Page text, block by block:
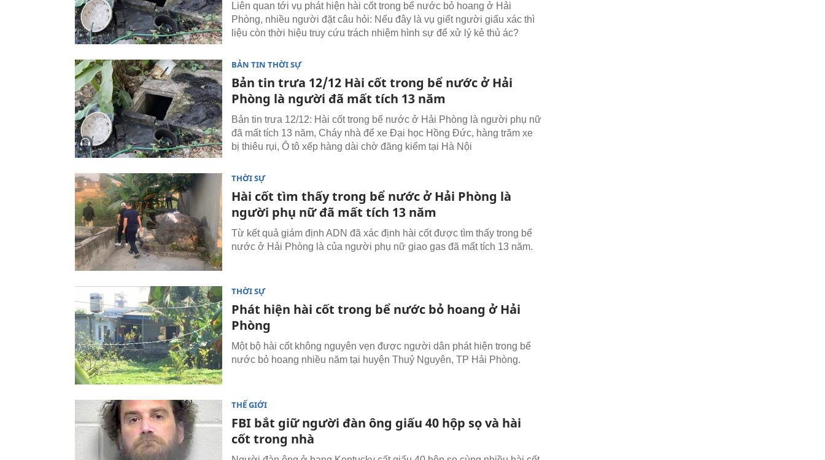
Liên quan tới vụ phát hiện hài cốt trong bể nước bỏ hoang ở Hải
Phòng, nhiều người đặt câu hỏi: Nếu đây là vụ giết người giấu xác thì
liệu còn thời hiệu truy cứu trách nhiệm hình sự để xử lý kẻ thủ ác?
BẢN TIN THỜI SỰ
Bản tin trưa 12/12 Hài cốt trong bể nước ở Hải
Phòng là người đã mất tích 13 năm
Bản tin trưa 12/12: Hài cốt trong bể nước ở Hải Phòng là người phụ nữ
đã mất tích 13 năm, Cháy nhà để xe Đại học Hồng Đức, hàng trăm xe
bị thiêu rụi, Ô tô xếp hàng dài chờ đăng kiểm tại Hà Nội
THỜI SỰ
Hài cốt tìm thấy trong bể nước ở Hải Phòng là
người phụ nữ đã mất tích 13 năm
Từ kết quả giám định ADN đã xác định hài cốt được tìm thấy trong bể
nước ở Hải Phòng là của người phụ nữ giao gas đã mất tích 13 năm.
THỜI SỰ
Phát hiện hài cốt trong bể nước bỏ hoang ở Hải
Phòng
Một bộ hài cốt không nguyên vẹn được người dân phát hiện trong bể
nước bỏ hoang nhiều năm tại huyện Thuỷ Nguyên, TP Hải Phòng.
THẾ GIỚI
FBI bắt giữ người đàn ông giấu 40 hộp sọ và hài
cốt trong nhà